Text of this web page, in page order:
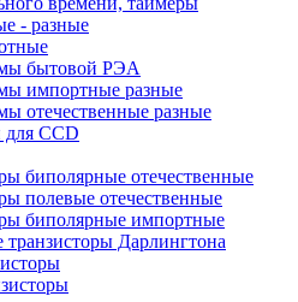
- разные
бытовой РЭА
импортные разные
отечественные разные
для CCD
биполярные отечественные
полевые отечественные
биполярные импортные
транзисторы Дарлингтона